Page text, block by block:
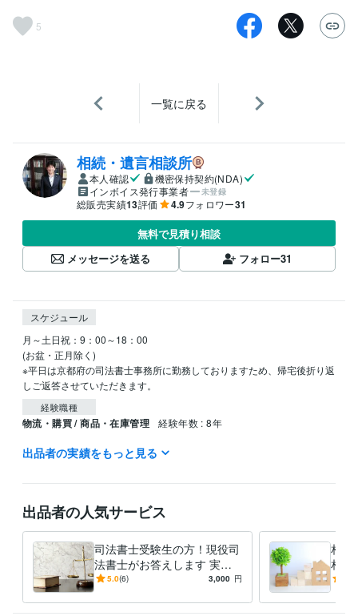
5
一覧に戻る
相続・遺言相談所
本人確認
機密保持契約(NDA)
インボイス発行事業者
未登録
総販売実績13評価 4.9フォロワー31
無料で見積り相談
メッセージを送る
フォロー31
スケジュール
月～土日祝：9：00～18：00
(お盆・正月除く)
※平日は京都府の司法書士事務所に勤務しておりますため、帰宅後折り返
経験職種
物流・購買 / 商品・在庫管理 経験年数 : 8年
職歴
司法書士 取得年 : 2005年
得意分野
ビジネス代行・事務代行 ペット信託相談 ペット信託契約書作成
遺
言書作成
ペット ペット信託 法律相談
相続対策
相続相談
信託相談 遺言書作成 司法書士
出品者の実績をもっと見る
出品者の人気サービス
司法書士受験生の方！現役司
法書士がお答えします 実務
経験１９年の司法書士が、
5.0(6) 3,000 円
相続
相続
じま